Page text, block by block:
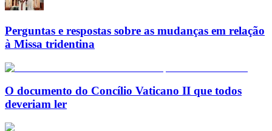
Perguntas e respostas sobre as mudanças em relação
à Missa tridentina
O documento do Concílio Vaticano II que todos
deveriam ler